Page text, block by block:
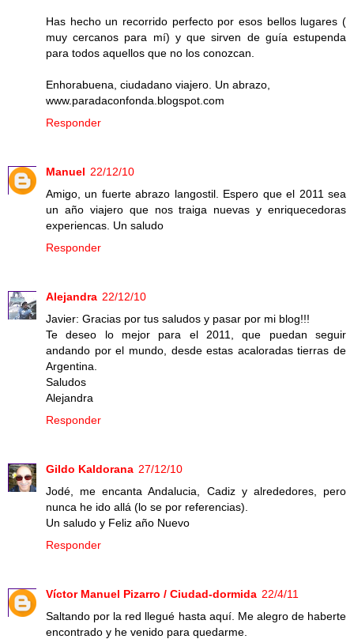
Has hecho un recorrido perfecto por esos bellos lugares (
muy cercanos para mí) y que sirven de guía estupenda
para todos aquellos que no los conozcan.
Enhorabuena, ciudadano viajero. Un abrazo,
www.paradaconfonda.blogspot.com
Responder
Manuel 22/12/10
Amigo, un fuerte abrazo langostil. Espero que el 2011 sea
un año viajero que nos traiga nuevas y enriquecedoras
experiencas. Un saludo
Responder
Alejandra 22/12/10
Javier: Gracias por tus saludos y pasar por mi blog!!!
Te deseo lo mejor para el 2011, que puedan seguir
andando por el mundo, desde estas acaloradas tierras de
Argentina.
Saludos
Alejandra
Responder
Gildo Kaldorana 27/12/10
Jodé, me encanta Andalucia, Cadiz y alrededores, pero
nunca he ido allá (lo se por referencias).
Un saludo y Feliz año Nuevo
Responder
Víctor Manuel Pizarro / Ciudad-dormida 22/4/11
Saltando por la red llegué hasta aquí. Me alegro de haberte
encontrado y he venido para quedarme.